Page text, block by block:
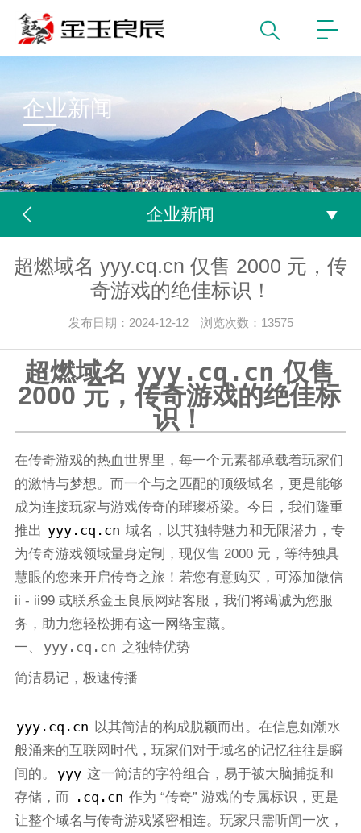
企业新闻
企业新闻
超燃域名 yyy.cq.cn 仅售 2000 元，传
奇游戏的绝佳标识！
发布日期：2024-12-12 浏览次数：13575
超燃域名 yyy.cq.cn 仅售
2000 元，传奇游戏的绝佳标
识！
在传奇游戏的热血世界里，每一个元素都承载着玩家们
的激情与梦想。而一个与之匹配的顶级域名，更是能够
成为连接玩家与游戏传奇的璀璨桥梁。今日，我们隆重
推出 yyy.cq.cn 域名，以其独特魅力和无限潜力，专
为传奇游戏领域量身定制，现仅售 2000 元，等待独具
慧眼的您来开启传奇之旅！若您有意购买，可添加微信
ii - ii99 或联系金玉良辰网站客服，我们将竭诚为您服
务，助力您轻松拥有这一网络宝藏。
一、
yyy.cq.cn 之独特优势
简洁易记，极速传播
yyy.cq.cn 以其简洁的构成脱颖而出。在信息如潮水
般涌来的互联网时代，玩家们对于域名的记忆往往是瞬
间的。
yyy 这一简洁的字符组合，易于被大脑捕捉和
存储，而
.cq.cn 作为 “传奇” 游戏的专属标识，更是
让整个域名与传奇游戏紧密相连。玩家只需听闻一次，